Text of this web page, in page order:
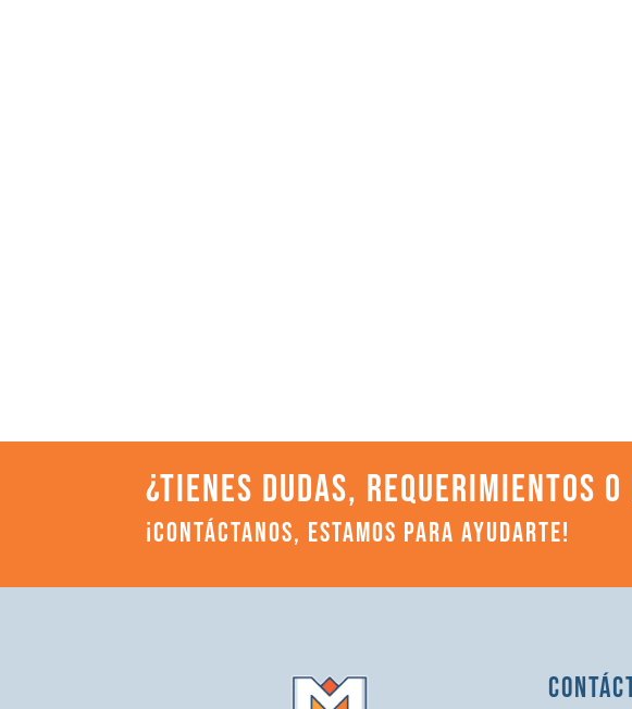
¿TIENES DUDAS, REQUERIMIENTOS
¡CONTÁCTANOS, ESTAMOS PARA AYUDARTE!